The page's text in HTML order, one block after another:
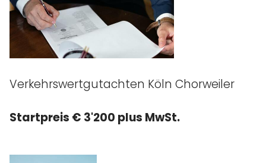
Verkehrswertgutachten Köln Chorweiler
Startpreis € 3'200 plus MwSt.